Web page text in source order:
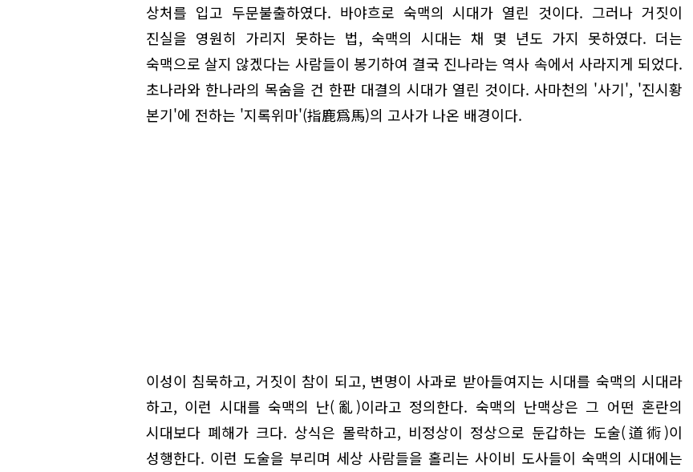
상처를 입고 두문불출하였다. 바야흐로 숙맥의 시대가 열린 것이다. 그러나 거짓이
진실을 영원히 가리지 못하는 법, 숙맥의 시대는 채 몇 년도 가지 못하였다. 더는
숙맥으로 살지 않겠다는 사람들이 봉기하여 결국 진나라는 역사 속에서 사라지게 되었다.
초나라와 한나라의 목숨을 건 한판 대결의 시대가 열린 것이다. 사마천의 '사기', '진시황
본기'에 전하는 '지록위마'(指鹿爲馬)의 고사가 나온 배경이다.
이성이 침묵하고, 거짓이 참이 되고, 변명이 사과로 받아들여지는 시대를 숙맥의 시대라
하고, 이런 시대를 숙맥의 난(亂)이라고 정의한다. 숙맥의 난맥상은 그 어떤 혼란의
시대보다 폐해가 크다. 상식은 몰락하고, 비정상이 정상으로 둔갑하는 도술(道術)이
성행한다. 이런 도술을 부리며 세상 사람들을 홀리는 사이비 도사들이 숙맥의 시대에는